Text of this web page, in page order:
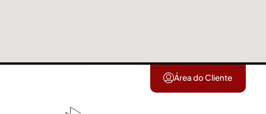
Área do Cliente